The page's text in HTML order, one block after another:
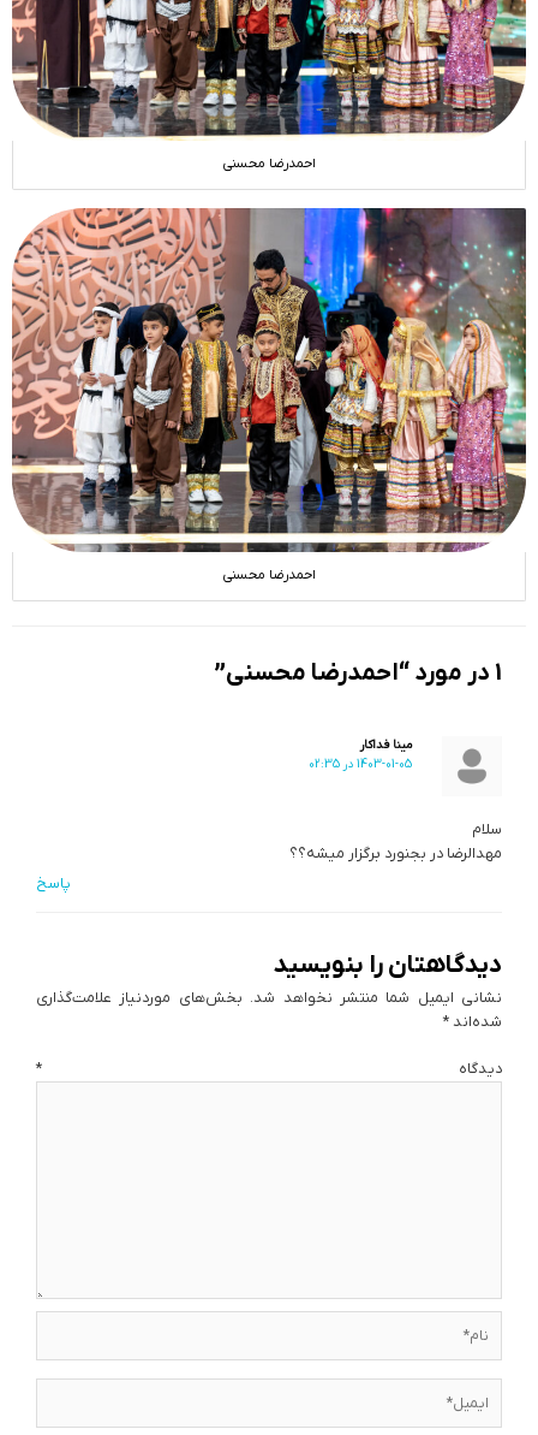
احمدرضا محسنی
احمدرضا محسنی
مینا فداکار
1403-01-05 در 02:35
سلام
مهدالرضا در بجنورد برگزار میشه؟؟
پاسخ
دیدگاهتان را بنویسید
نشانی ایمیل شما منتشر نخواهد شد.
بخش‌های موردنیاز علامت‌گذاری
شده‌اند*
دیدگاه